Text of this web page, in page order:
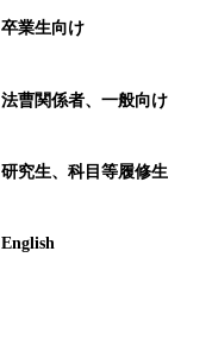
卒業生向け
法曹関係者、一般向け
研究生、科目等履修生
English